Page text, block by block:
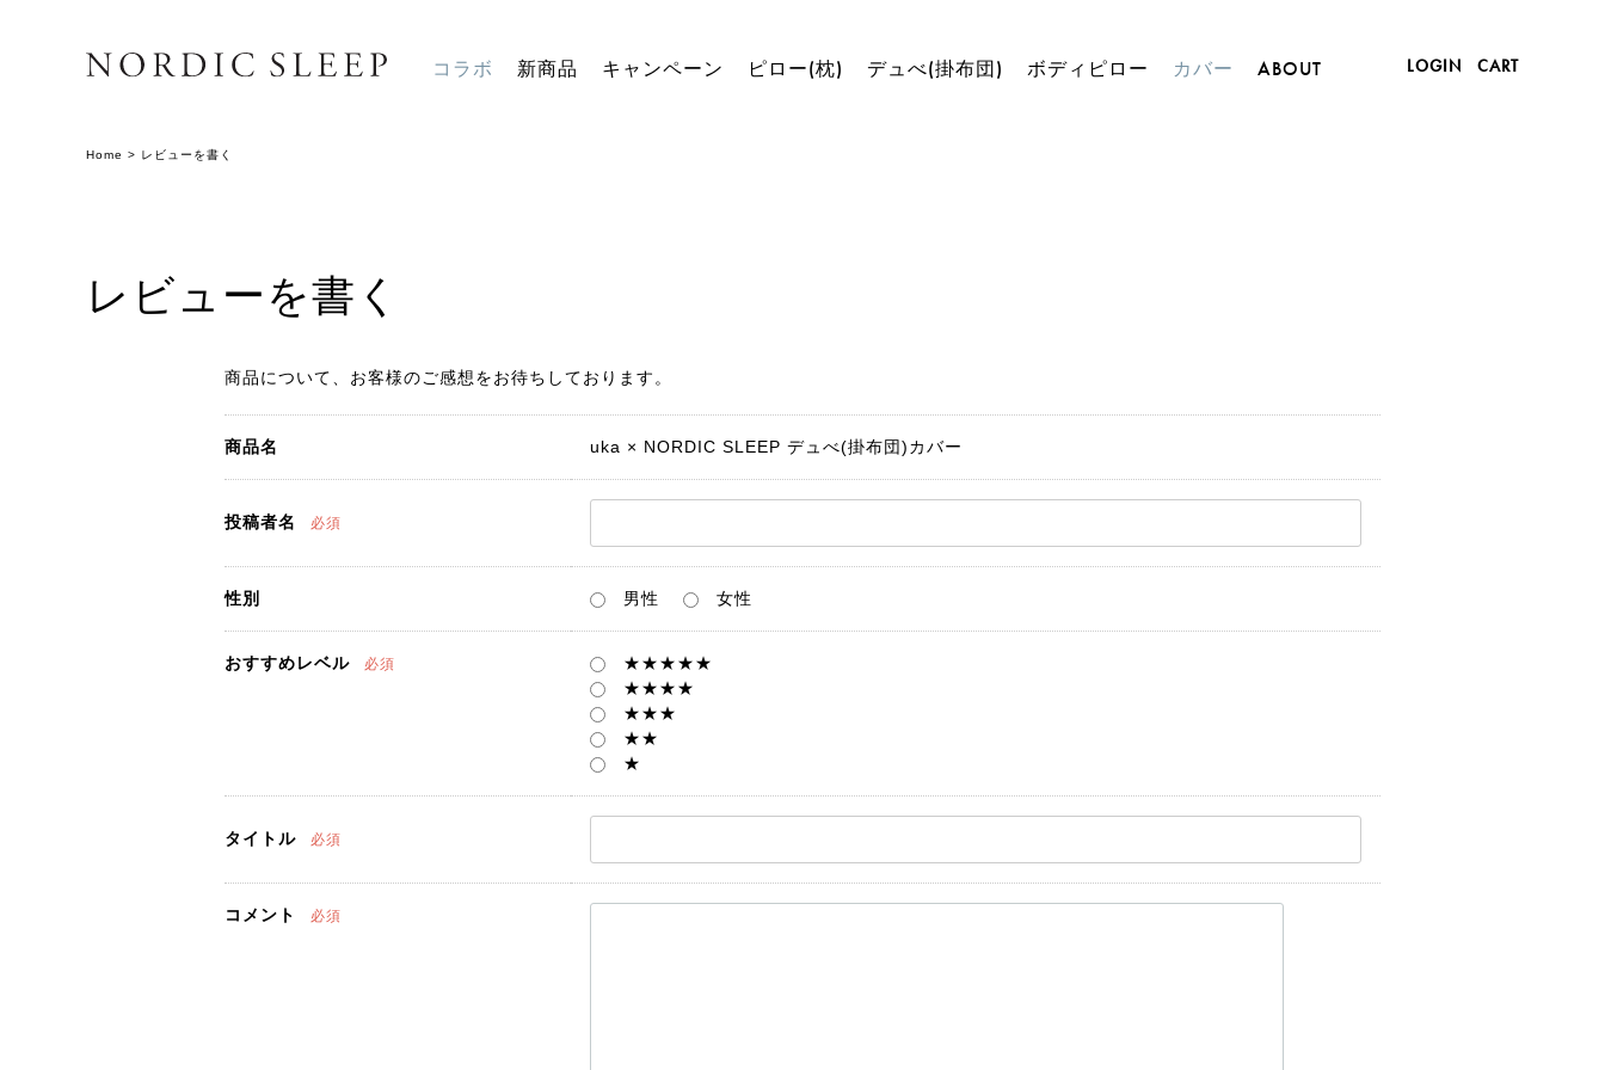
コラボ 新商品 キャンペーン ピロー(枕) デュべ(掛布団) ボディピロー カバー ABOUT LOGIN CART
Home > レビューを書く
レビューを書く
商品について、お客様のご感想をお待ちしております。
商品名 uka × NORDIC SLEEP デュべ(掛布団)カバー
投稿者名 必須
性別 男性 女性
おすすめレベル 必須
★★★★★
★★★★
★★★
★★
★
タイトル 必須
コメント 必須